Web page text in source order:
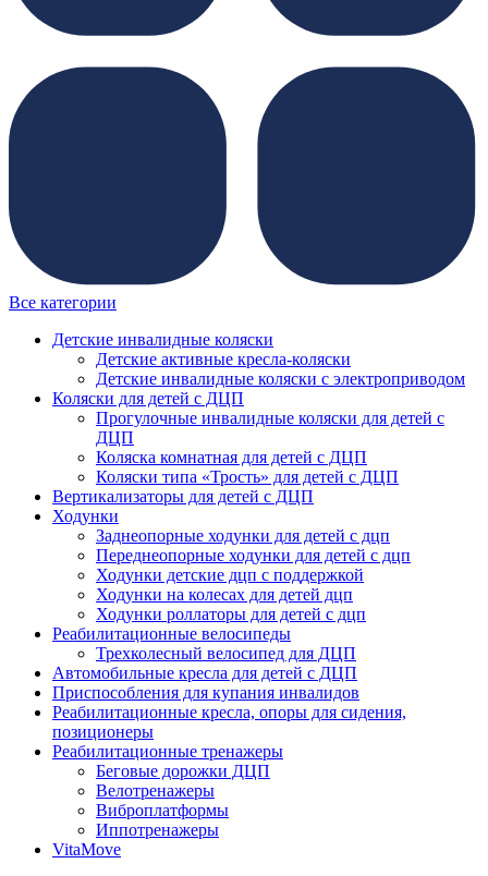
Все категории
Детские инвалидные коляски
Детские активные кресла-коляски
Детские инвалидные коляски с электроприводом
Коляски для детей с ДЦП
Прогулочные инвалидные коляски для детей с
ДЦП
Коляска комнатная для детей с ДЦП
Коляски типа «Трость» для детей с ДЦП
Вертикализаторы для детей с ДЦП
Ходунки
Заднеопорные ходунки для детей с дцп
Переднеопорные ходунки для детей с дцп
Ходунки детские дцп с поддержкой
Ходунки на колесах для детей дцп
Ходунки роллаторы для детей с дцп
Реабилитационные велосипеды
Трехколесный велосипед для ДЦП
Автомобильные кресла для детей с ДЦП
Приспособления для купания инвалидов
Реабилитационные кресла, опоры для сидения,
позиционеры
Реабилитационные тренажеры
Беговые дорожки ДЦП
Велотренажеры
Виброплатформы
Иппотренажеры
VitaMove